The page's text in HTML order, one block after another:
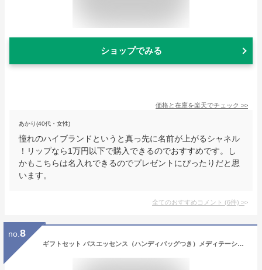
ショップでみる
価格と在庫を楽天でチェック >>
あかり(40代・女性)
憧れのハイブランドというと真っ先に名前が上がるシャネル
！リップなら1万円以下で購入できるのでおすすめです。し
かもこちらは名入れできるのでプレゼントにぴったりだと思
います。
全てのおすすめコメント (6件) >
no. 8
ギフトセット バスエッセンス（ハンディバッグつき）メディテーションバスt | ナイトリートバス入浴剤ギフト セット 人気 温浴 アロマ 癒し 保湿 敏感肌 誕生日 プレゼントアユーラ ayura